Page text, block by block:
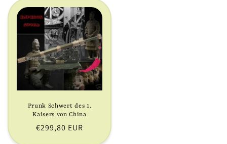
:
Prunk Schwert des 1.
Kaisers von China
Normaler
€299,80 EUR